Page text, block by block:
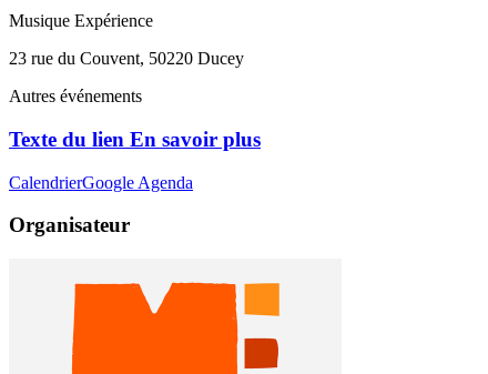
Musique Expérience
23 rue du Couvent, 50220 Ducey
Autres événements
Texte du lien En savoir plus
CalendrierGoogle Agenda
Organisateur